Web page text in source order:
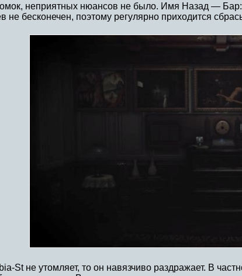
неприятных нюансов не было. Имя Назад —
не бесконечен, поэтому регулярно приходится
St не утомляет, то он навязчиво раздражает. В